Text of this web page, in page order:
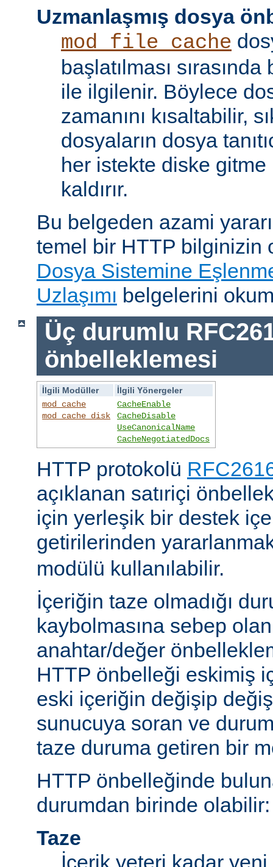
Uzmanlaşmış dosya
mod_file_cache
başlatılması
ile ilgilenir. Böylece
zamanını kısaltabilir,
dosyaların dosya
her istekte diske gitme
kaldırır.
Bu belgeden azami
temel bir HTTP bilginizin
Dosya Sistemine
Uzlaşımı belgelerini
Üç durumlu
önbelleklemesi
İlgili Modüller
İlgili Yönergeler
mod_cache
mod_cache_disk
CacheEnable
CacheDisable
UseCanonicalName
CacheNegotiatedDocs
HTTP protokolü
açıklanan satıriçi
için yerleşik bir destek
getirilerinden
modülü kullanılabilir.
İçeriğin taze olmadığı
kaybolmasına sebep
anahtar/değer
HTTP önbelleği eskimiş
eski içeriğin değişip
sunucuya soran ve
taze duruma getiren bir
HTTP önbelleğinde
durumdan birinde olabilir:
Taze
İçerik yeteri kadar yeni